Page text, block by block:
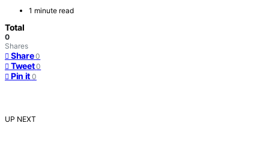
1 minute read
Total
0
Shares
Share 0
Tweet 0
Pin it 0
UP NEXT